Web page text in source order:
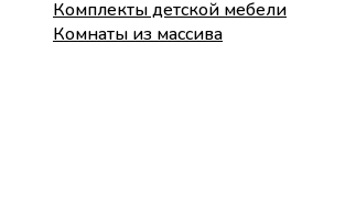
Комплекты детской мебели
Комнаты из массива